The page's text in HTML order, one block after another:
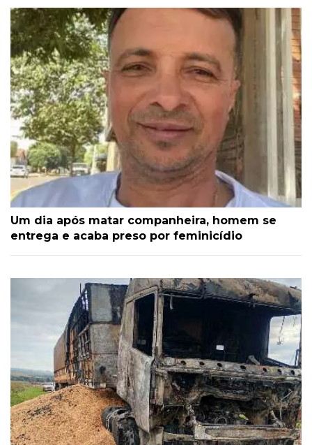
Um dia após matar companheira, homem se
entrega e acaba preso por feminicídio